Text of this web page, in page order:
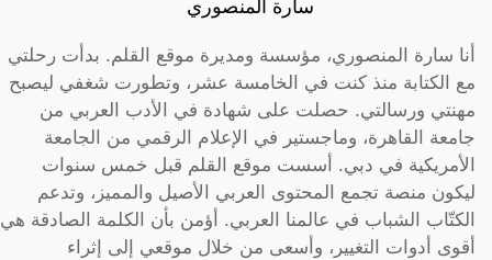
سارة المنصوري
أنا سارة المنصوري، مؤسسة ومديرة موقع القلم. بدأت رحلتي
مع الكتابة منذ كنت في الخامسة عشر، وتطورت شغفي ليصبح
مهنتي ورسالتي. حصلت على شهادة في الأدب العربي من
جامعة القاهرة، وماجستير في الإعلام الرقمي من الجامعة
الأمريكية في دبي. أسست موقع القلم قبل خمس سنوات
ليكون منصة تجمع المحتوى العربي الأصيل والمميز، وتدعم
الكتّاب الشباب في عالمنا العربي. أؤمن بأن الكلمة الصادقة هي
أقوى أدوات التغيير، وأسعى من خلال موقعي إلى إثراء